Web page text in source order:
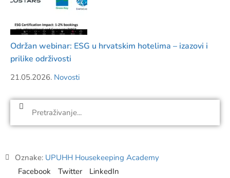
Održan webinar: ESG u hrvatskim hotelima – izazovi i
prilike održivosti
21.05.2026. Novosti
Oznake: UPUHH Housekeeping Academy
Facebook
Twitter LinkedIn